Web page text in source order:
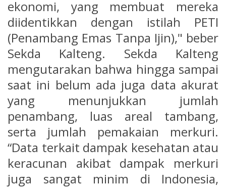
ekonomi, yang membuat mereka
diidentikkan dengan istilah PETI
(Penambang Emas Tanpa Ijin)," beber
Sekda Kalteng. Sekda Kalteng
mengutarakan bahwa hingga sampai
saat ini belum ada juga data akurat
yang menunjukkan jumlah
penambang, luas areal tambang,
serta jumlah pemakaian merkuri.
“Data terkait dampak kesehatan atau
keracunan akibat dampak merkuri
juga sangat minim di Indonesia,